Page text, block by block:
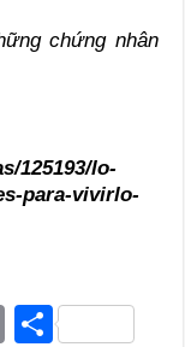
chứng nhân
125193/lo-
para-vivirlo-
E S